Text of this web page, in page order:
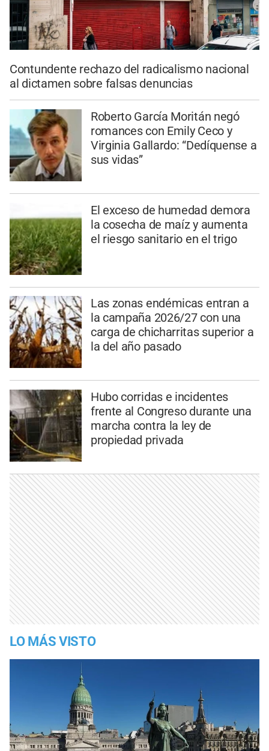
Contundente rechazo del radicalismo nacional
al dictamen sobre falsas denuncias
Roberto García Moritán negó
romances con Emily Ceco y
Virginia Gallardo: “Dedíquense a
sus vidas”
El exceso de humedad demora
la cosecha de maíz y aumenta
el riesgo sanitario en el trigo
Las zonas endémicas entran a
la campaña 2026/27 con una
carga de chicharritas superior a
la del año pasado
Hubo corridas e incidentes
frente al Congreso durante una
marcha contra la ley de
propiedad privada
LO MÁS VISTO